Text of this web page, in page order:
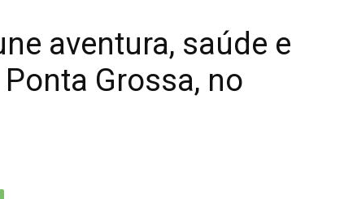
aventura, saúde e
Grossa, no